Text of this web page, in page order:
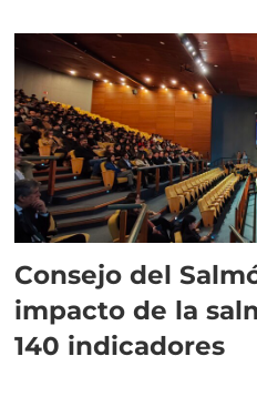
Consejo del
impacto de la
140 indicadores